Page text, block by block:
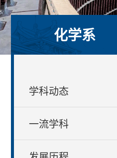
化学系
学科动态
一流学科